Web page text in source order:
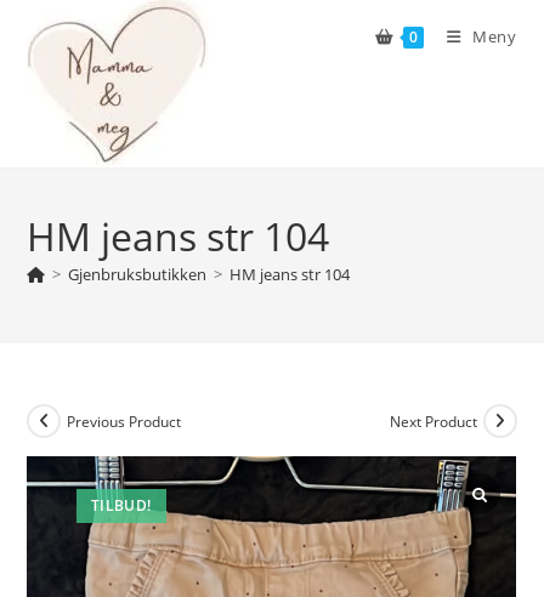
content
0 Meny
HM jeans str 104
> Gjenbruksbutikken > HM jeans str 104
TILBUD!
Previous Product Next Product